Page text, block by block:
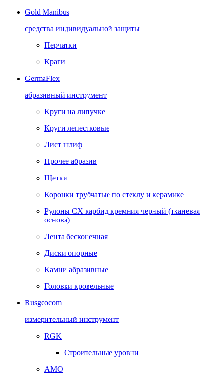
Gold Manibus
средства индивидуальной защиты
Перчатки
Краги
GermaFlex
абразивный инструмент
Круги на липучке
Круги лепестковые
Лист шлиф
Прочее абразив
Щетки
Коронки трубчатые по стеклу и керамике
Рулоны CX карбид кремния черный (тканевая
основа)
Лента бесконечная
Диски опорные
Камни абразивные
Головки кровельные
Rusgeocom
измерительный инструмент
RGK
Строительные уровни
AMO